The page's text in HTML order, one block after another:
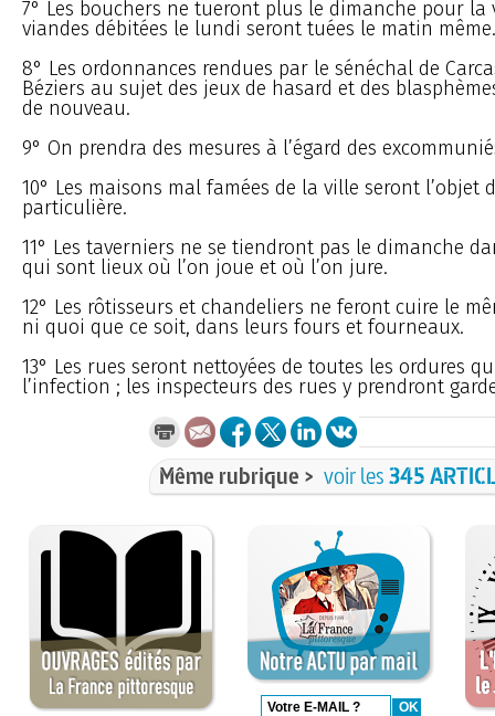
7° Les bouchers ne tueront plus le dimanche pour la
viandes débitées le lundi seront tuées le matin même.
8° Les ordonnances rendues par le sénéchal de
Béziers au sujet des jeux de hasard et des
de nouveau.
9° On prendra des mesures à l’égard des
10° Les maisons mal famées de la ville seront l’objet
particulière.
11° Les taverniers ne se tiendront pas le dimanche
qui sont lieux où l’on joue et où l’on jure.
12° Les rôtisseurs et chandeliers ne feront cuire le
ni quoi que ce soit, dans leurs fours et fourneaux.
13° Les rues seront nettoyées de toutes les ordures
l’infection ; les inspecteurs des rues y prendront
Même rubrique > voir les345